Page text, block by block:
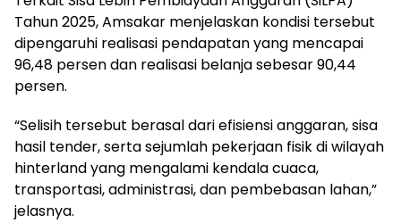
Tahun 2025, Amsakar menjelaskan kondisi tersebut
dipengaruhi realisasi pendapatan yang mencapai
96,48 persen dan realisasi belanja sebesar 90,44
persen.
“Selisih tersebut berasal dari efisiensi anggaran, sisa
hasil tender, serta sejumlah pekerjaan fisik di wilayah
hinterland yang mengalami kendala cuaca,
transportasi, administrasi, dan pembebasan lahan,”
jelasnya.